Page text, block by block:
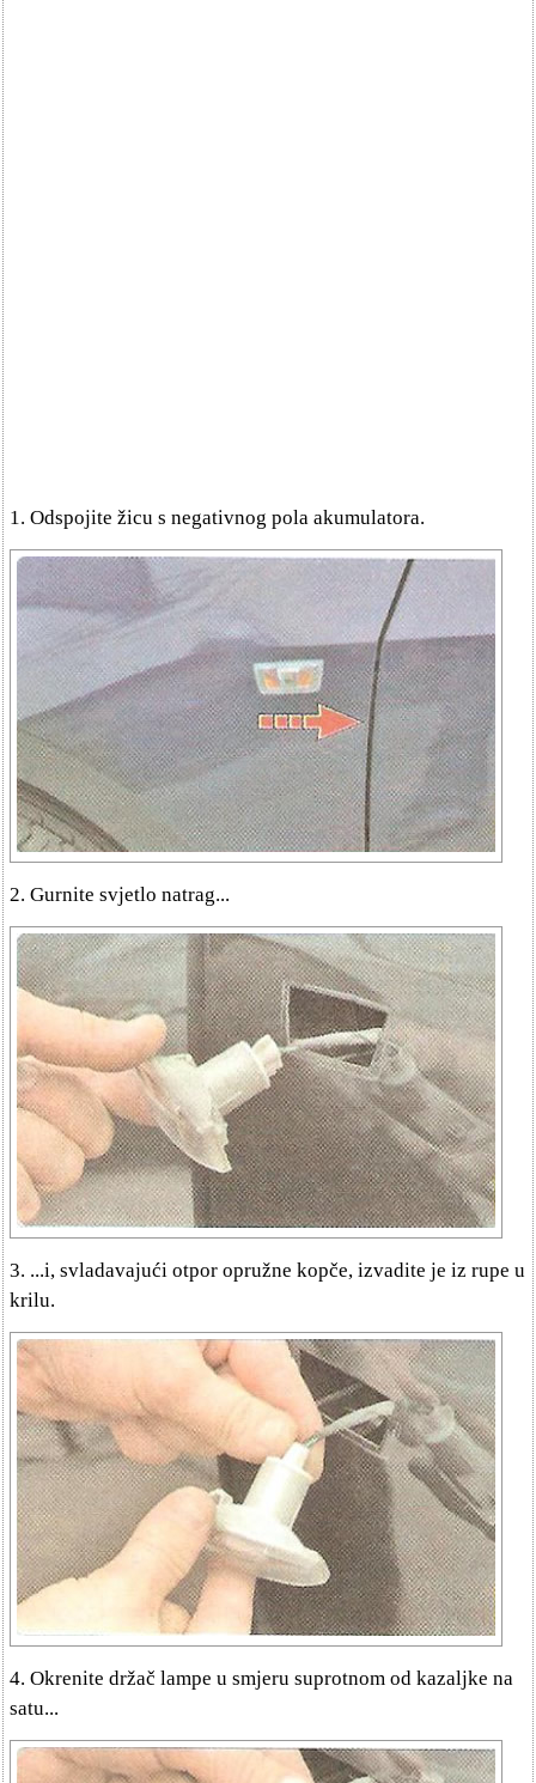
1. Odspojite žicu s negativnog pola akumulatora.
2. Gurnite svjetlo natrag...
3. ...i, svladavajući otpor opružne kopče, izvadite je iz rupe u
krilu.
4. Okrenite držač lampe u smjeru suprotnom od kazaljke na
satu...